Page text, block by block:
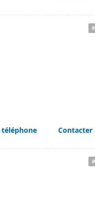
Contacter